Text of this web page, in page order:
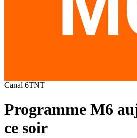
Canal 6TNT
Programme M6
ce soir